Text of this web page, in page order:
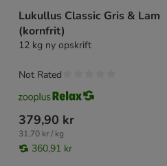
Lukullus Classic Gris & Lam
(kornfrit)
12 kg ny opskrift
379,90 kr
31,70 kr / kg
360,91 kr
Not Rated